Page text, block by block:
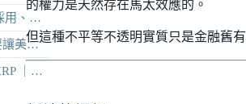
捕獲
打烊
介紹
的權力是天然存在馬太效應的。
但這種不平等不透明實質只是金融舊